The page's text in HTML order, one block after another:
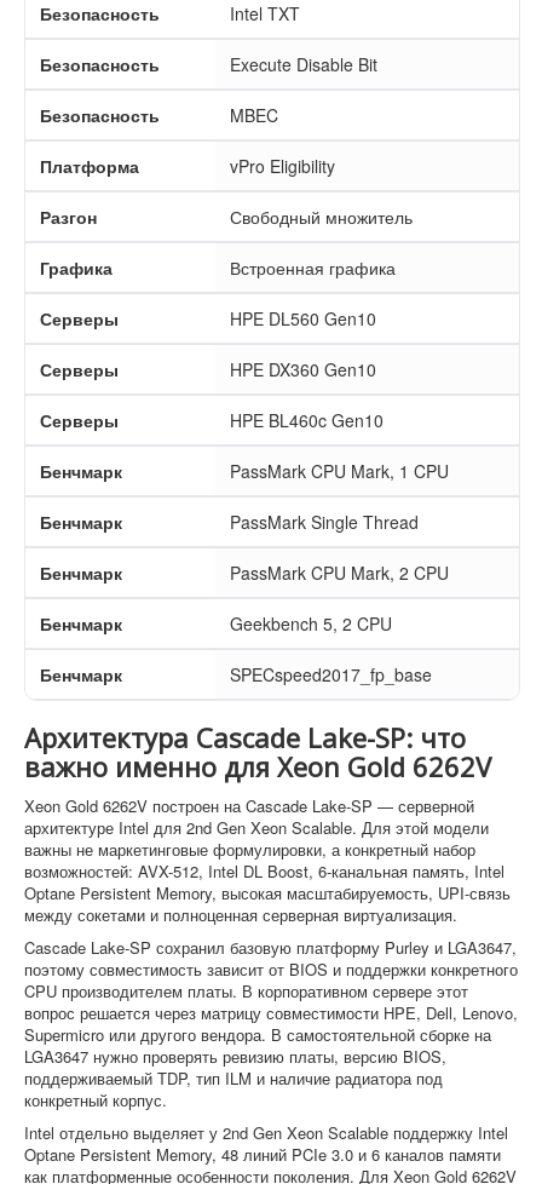
Безопасность Intel TXT
Безопасность Execute Disable Bit
Безопасность MBEC
Платформа vPro Eligibility
Разгон Свободный множитель
Графика Встроенная графика
Серверы HPE DL560 Gen10
Серверы HPE DX360 Gen10
Серверы HPE BL460c Gen10
Бенчмарк PassMark CPU Mark, 1 CPU
Бенчмарк PassMark Single Thread
Бенчмарк PassMark CPU Mark, 2 CPU
Бенчмарк Geekbench 5, 2 CPU
Бенчмарк SPECspeed2017_fp_base
Архитектура Cascade Lake-SP: что
важно именно для Xeon Gold 6262V
Xeon Gold 6262V построен на Cascade Lake-SP — серверной
архитектуре Intel для 2nd Gen Xeon Scalable. Для этой модели
важны не маркетинговые формулировки, а конкретный набор
возможностей: AVX-512, Intel DL Boost, 6-канальная память, Intel
Optane Persistent Memory, высокая масштабируемость, UPI-связь
между сокетами и полноценная серверная виртуализация.
Cascade Lake-SP сохранил базовую платформу Purley и LGA3647,
поэтому совместимость зависит от BIOS и поддержки конкретного
CPU производителем платы. В корпоративном сервере этот
вопрос решается через матрицу совместимости HPE, Dell, Lenovo,
Supermicro или другого вендора. В самостоятельной сборке на
LGA3647 нужно проверять ревизию платы, версию BIOS,
поддерживаемый TDP, тип ILM и наличие радиатора под
конкретный корпус.
Intel отдельно выделяет у 2nd Gen Xeon Scalable поддержку Intel
Optane Persistent Memory, 48 линий PCIe 3.0 и 6 каналов памяти
как платформенные особенности поколения. Для Xeon Gold 6262V